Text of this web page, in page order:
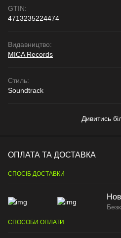
GTIN:
4713235224474
Видавництво:
MICA Records
Стиль:
Soundtrack
Дивитись
ОПЛАТА ТА ДОСТАВКА
СПОСІБ ДОСТАВКИ
СПОСОБИ ОПЛАТИ